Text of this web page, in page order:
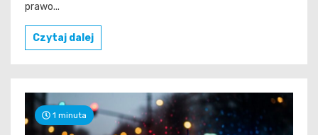
prawo...
Czytaj dalej
1 minuta